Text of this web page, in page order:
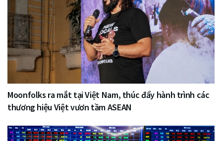
Moonfolks ra mắt tại Việt Nam, thúc đẩy hành trình các
thương hiệu Việt vươn tầm ASEAN